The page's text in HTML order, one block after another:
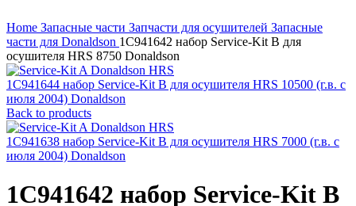
Home Запасные части Запчасти для осушителей Запасные
части для Donaldson 1C941642 набор Service-Kit B для
осушителя HRS 8750 Donaldson
1C941644 набор Service-Kit B для осушителя HRS 10500 (г.в. с
июля 2004) Donaldson
Back to products
1C941638 набор Service-Kit B для осушителя HRS 7000 (г.в. с
июля 2004) Donaldson
1C941642 набор Service-Kit B